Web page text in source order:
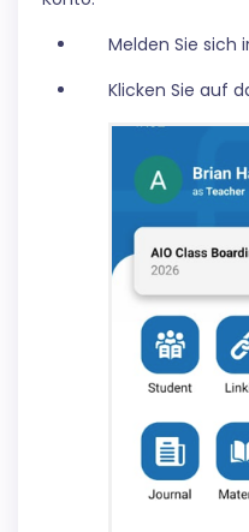
Melden Sie sich
Klicken Sie auf